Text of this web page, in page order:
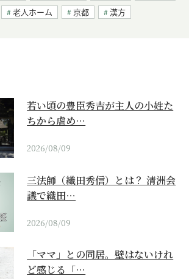
老人ホーム 京都 漢方
若い頃の豊臣秀吉が主人の小姓た
ちから虐め…
2026/08/09
三法師（織田秀信）とは？ 清洲会
議で織田…
2026/08/09
「ママ」との同居。壁はないけれ
ど感じる「…